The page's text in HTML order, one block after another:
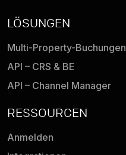
LÖSUNGEN
Multi-Property-Buchungen
API – CRS & BE
API – Channel Manager
RESSOURCEN
Anmelden